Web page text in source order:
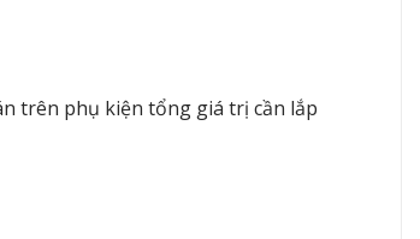
trên phụ kiện tổng giá trị cần lắp